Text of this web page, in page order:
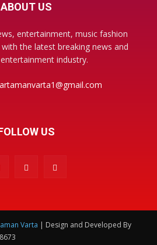
ABOUT US
entertainment, music fashion
the latest breaking news and
industry.
US
Varta | Design and Developed By